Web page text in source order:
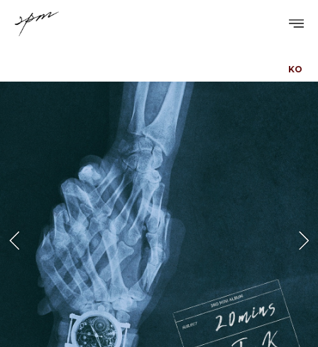
PROFILE
DISCOGRAPHY
VIDEO
NOTICE
SCHEDULE
KO